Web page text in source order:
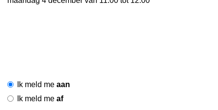
Ik meld me aan
Ik meld me af